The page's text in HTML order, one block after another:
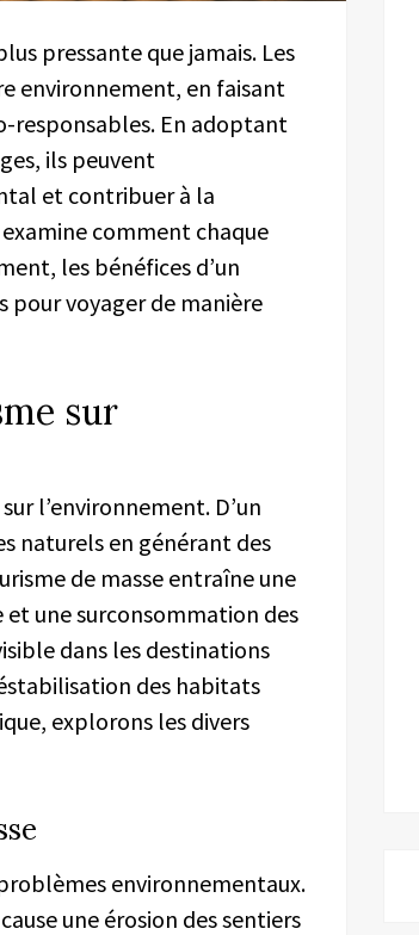
pressante que jamais. Les
environnement, en faisant
responsables. En adoptant
ils peuvent
et contribuer à la
comment chaque
les bénéfices d’un
pour voyager de manière
sur
l’environnement. D’un
naturels en générant des
de masse entraîne une
une surconsommation des
dans les destinations
des habitats
explorons les divers
environnementaux.
une érosion des sentiers